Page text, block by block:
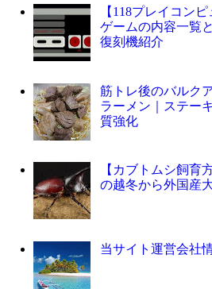
【118プレイコン
ゲームの内容一覧
復刻機紹介
筋トレ後のバルク
ラーメン｜ステー
質強化
【カブトムシ飼育
の越冬から外国産
当サイト運営会社